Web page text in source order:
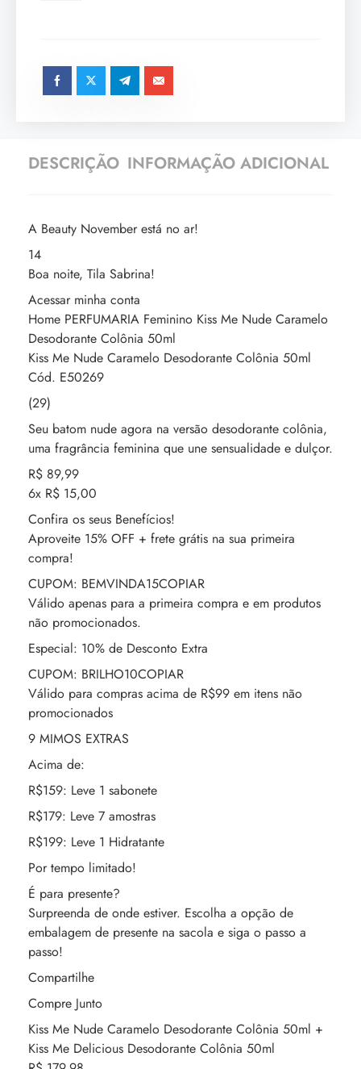
DESCRIÇÃO INFORMAÇÃO ADICIONAL
A Beauty November está no ar!
14
Boa noite, Tila Sabrina!
Acessar minha conta
Home PERFUMARIA Feminino Kiss Me Nude Caramelo
Desodorante Colônia 50ml
Kiss Me Nude Caramelo Desodorante Colônia 50ml
Cód. E50269
(29)
Seu batom nude agora na versão desodorante colônia,
uma fragrância feminina que une sensualidade e dulçor.
R$ 89,99
6x R$ 15,00
Confira os seus Benefícios!
Aproveite 15% OFF + frete grátis na sua primeira
compra!
CUPOM: BEMVINDA15COPIAR
Válido apenas para a primeira compra e em produtos
não promocionados.
Especial: 10% de Desconto Extra
CUPOM: BRILHO10COPIAR
Válido para compras acima de R$99 em itens não
promocionados
9 MIMOS EXTRAS
Acima de:
R$159: Leve 1 sabonete
R$179: Leve 7 amostras
R$199: Leve 1 Hidratante
Por tempo limitado!
É para presente?
Surpreenda de onde estiver. Escolha a opção de
embalagem de presente na sacola e siga o passo a
passo!
Compartilhe
Compre Junto
Kiss Me Nude Caramelo Desodorante Colônia 50ml +
Kiss Me Delicious Desodorante Colônia 50ml